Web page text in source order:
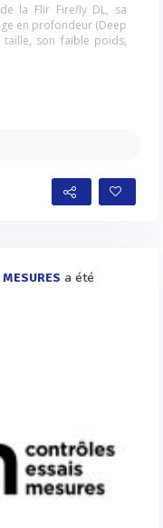
la Flir Firefly DL, sa
en profondeur (Deep
taille, son faible poids,
a été